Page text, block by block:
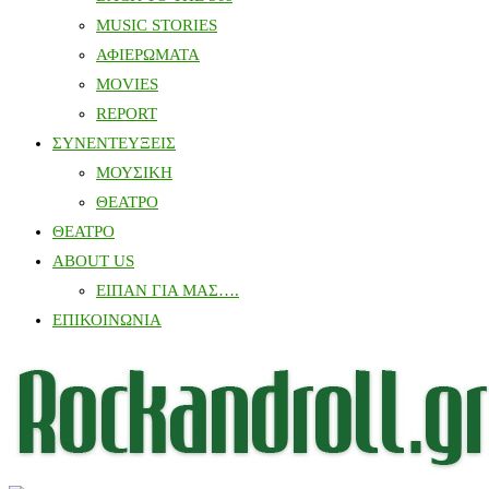
MUSIC STORIES
ΑΦΙΕΡΩΜΑΤΑ
MOVIES
REPORT
ΣΥΝΕΝΤΕΥΞΕΙΣ
ΜΟΥΣΙΚΗ
ΘΕΑΤΡΟ
ΘΕΑΤΡΟ
ABOUT US
ΕΙΠΑΝ ΓΙΑ ΜΑΣ….
ΕΠΙΚΟΙΝΩΝΙΑ